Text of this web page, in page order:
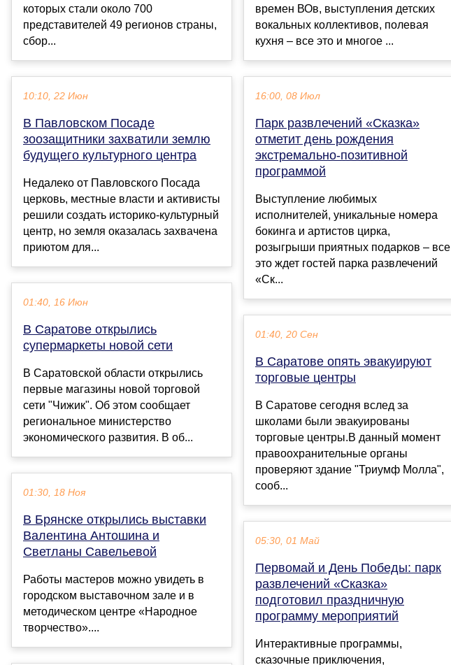
которых стали около 700
представителей 49 регионов страны,
сбор...
10:10, 22 Июн
В Павловском Посаде
зоозащитники захватили землю
будущего культурного центра
Недалеко от Павловского Посада
церковь, местные власти и активисты
решили создать историко-культурный
центр, но земля оказалась захвачена
приютом для...
01:40, 16 Июн
В Саратове открылись
супермаркеты новой сети
В Саратовской области открылись
первые магазины новой торговой
сети "Чижик". Об этом сообщает
региональное министерство
экономического развития. В об...
01:30, 18 Ноя
В Брянске открылись выставки
Валентина Антошина и
Светланы Савельевой
Работы мастеров можно увидеть в
городском выставочном зале и в
методическом центре «Народное
творчество»....
времен ВОв, выступления детских
вокальных коллективов, полевая
кухня – все это и многое ...
16:00, 08 Июл
Парк развлечений «Сказка»
отметит день рождения
экстремально-позитивной
программой
Выступление любимых
исполнителей, уникальные номера
бокинга и артистов цирка,
розыгрыши приятных подарков – все
это ждет гостей парка развлечений
«Ск...
01:40, 20 Сен
В Саратове опять эвакуируют
торговые центры
В Саратове сегодня вслед за
школами были эвакуированы
торговые центры.В данный момент
правоохранительные органы
проверяют здание "Триумф Молла",
сооб...
05:30, 01 Май
Первомай и День Победы: парк
развлечений «Сказка»
подготовил праздничную
программу мероприятий
Интерактивные программы,
сказочные приключения,